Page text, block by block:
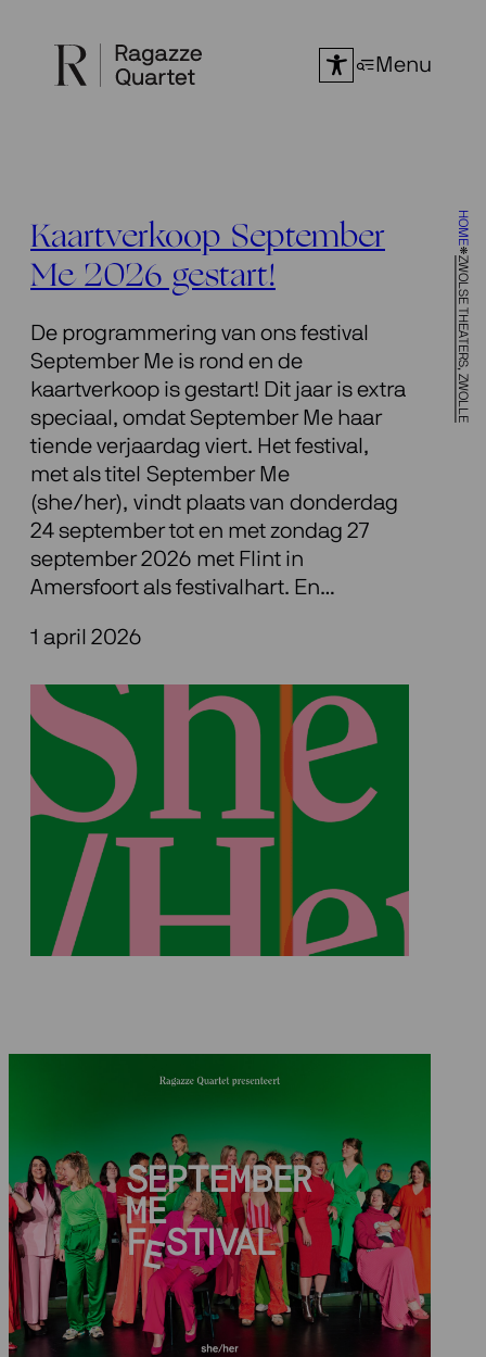
HOME
ZWOLSE THEATERS, ZWOLLE
Menu
Kaartverkoop September
Me 2026 gestart!
De programmering van ons festival
September Me is rond en de
kaartverkoop is gestart! Dit jaar is extra
speciaal, omdat September Me haar
tiende verjaardag viert. Het festival,
met als titel September Me
(she/her), vindt plaats van donderdag
24 september tot en met zondag 27
september 2026 met Flint in
Amersfoort als festivalhart. En…
1 april 2026